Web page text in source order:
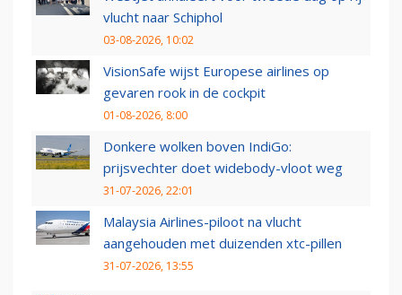
vlucht naar Schiphol
03-08-2026, 10:02
VisionSafe wijst Europese airlines op
gevaren rook in de cockpit
01-08-2026, 8:00
Donkere wolken boven IndiGo:
prijsvechter doet widebody-vloot weg
31-07-2026, 22:01
Malaysia Airlines-piloot na vlucht
aangehouden met duizenden xtc-pillen
31-07-2026, 13:55